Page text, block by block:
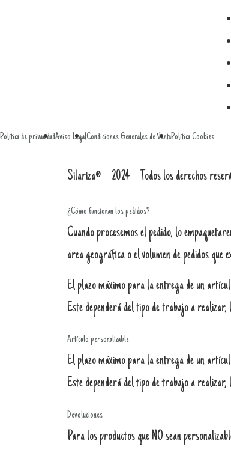
Política de privacidadAviso LegalCondiciones Generales de VentaPolítica Cookies
Silariza® – 2024 – Todos los derechos
¿Cómo funcionan los pedidos?
Cuando procesemos el pedido, lo
area geográfica o el volumen de pedidos que
El plazo máximo para la entrega de un
Este dependerá del tipo de trabajo a realizar,
Artículo personalizable
El plazo máximo para la entrega de un
Este dependerá del tipo de trabajo a realizar,
Devoluciones
Para los productos que NO sean